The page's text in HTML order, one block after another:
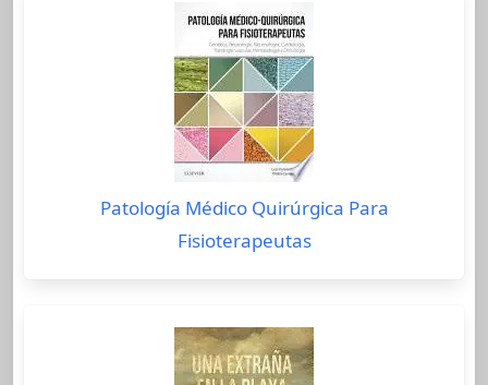
Patología Médico Quirúrgica Para
Fisioterapeutas